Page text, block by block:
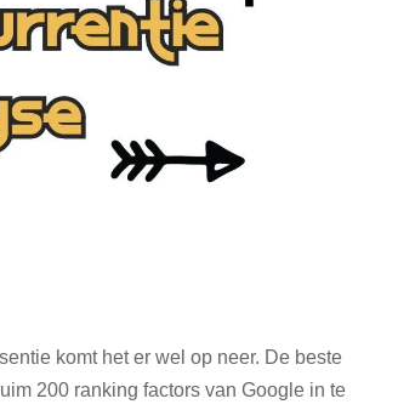
komt het er wel op neer. De beste
200 ranking factors van Google in te